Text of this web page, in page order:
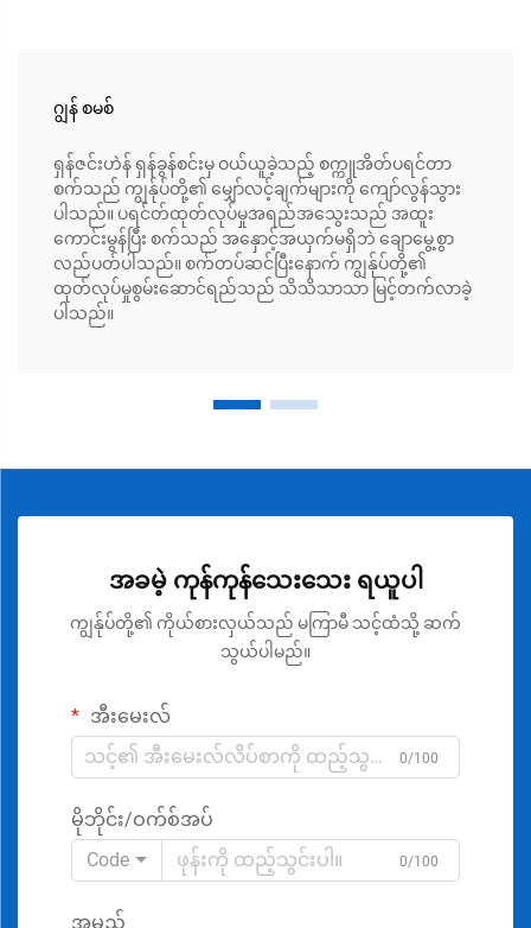
ဂျွန် စမစ်
ရှန်ဇင်းဟဲန် ရှန်ခွန်စင်းမှ ဝယ်ယူခဲ့သည့် စက္ကူအိတ်ပရင်တာ
စက်သည် ကျွန်ုပ်တို့၏ မျှော်လင့်ချက်များကို ကျော်လွန်သွား
ပါသည်။ ပရင်တ်ထုတ်လုပ်မှုအရည်အသွေးသည် အထူး
ကောင်းမွန်ပြီး စက်သည် အနှောင့်အယှက်မရှိဘဲ ချောမွေ့စွာ
လည်ပတ်ပါသည်။ စက်တပ်ဆင်ပြီးနောက် ကျွန်ုပ်တို့၏
ထုတ်လုပ်မှုစွမ်းဆောင်ရည်သည် သိသိသာသာ မြင့်တက်လာခဲ့
ပါသည်။
အခမဲ့ ကုန်ကုန်သေးသေး ရယူပါ
ကျွန်ုပ်တို့၏ ကိုယ်စားလှယ်သည် မကြာမီ သင့်ထံသို့ ဆက်
သွယ်ပါမည်။
အီးမေးလ်
0/100
မိုဘိုင်း/ဝက်စ်အပ်
Code
0/100
အမည်